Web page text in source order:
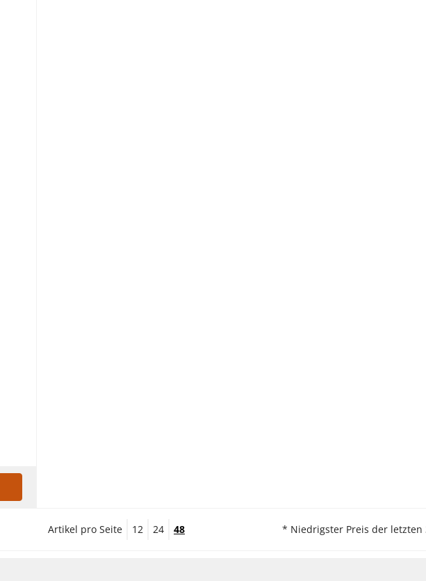
Artikel pro Seite 12 24 48 * Niedrigster Preis der letzten